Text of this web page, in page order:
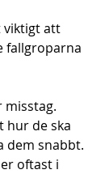
viktigt att
fallgroparna
misstag.
hur de ska
dem snabbt.
oftast i